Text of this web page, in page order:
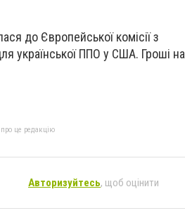
до Європейської комісії з
української ППО у США. Гроші на
це редакцію
Авторизуйтесь, щоб оцінити